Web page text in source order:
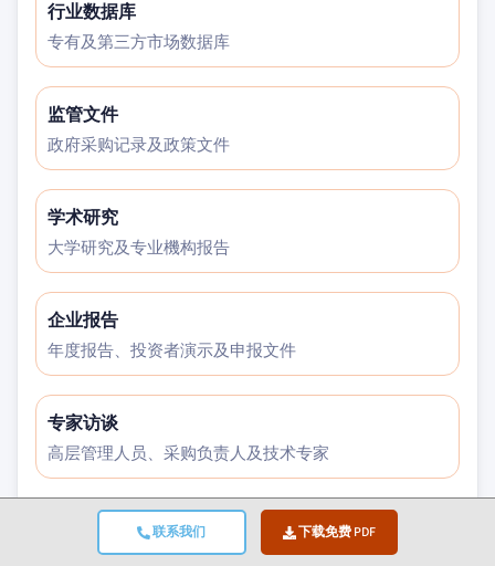
联系我们 下载免费 PDF
行业数据库
专有及第三方市场数据库
监管文件
政府采购记录及政策文件
学术研究
大学研究及专业機构报告
企业报告
年度报告、投资者演示及申报文件
专家访谈
高层管理人员、采购负责人及技术专家
覆盖30余个行业领域的逶13,000项已发布研究